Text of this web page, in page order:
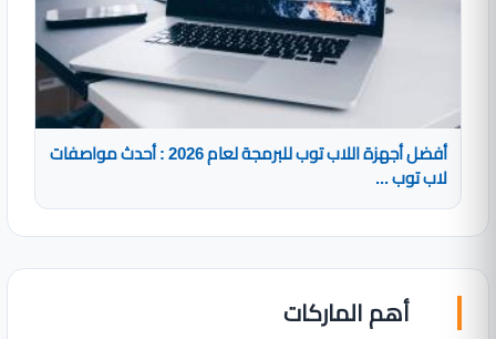
أفضل أجهزة اللاب توب للبرمجة لعام 2026 : أحدث مواصفات
لاب توب ...
أهم الماركات